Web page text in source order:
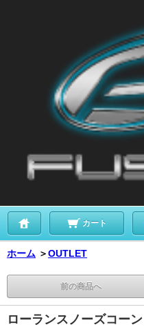
カート
ホーム ＞OUTLET
前の商品へ
ローランスノーズコー